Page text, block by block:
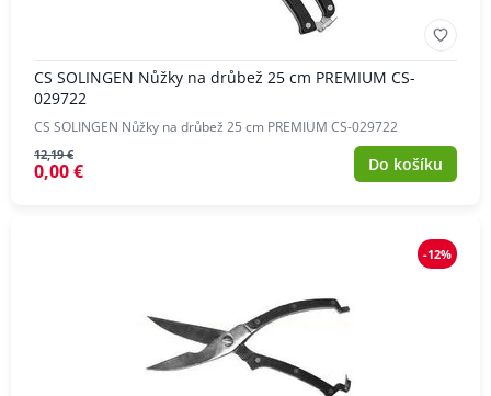
CS SOLINGEN Nůžky na drůbež 25 cm PREMIUM CS-
029722
CS SOLINGEN Nůžky na drůbež 25 cm PREMIUM CS-029722
12,19 €
0,00 € Do košíku
-12%